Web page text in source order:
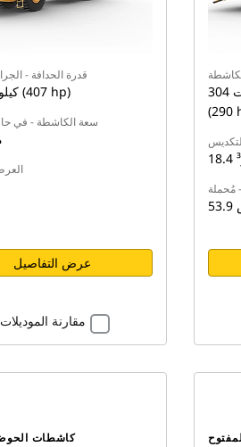
قدرة الحدافة -
304 كيلووات (407 hp)
سعة الكاشطة - في
عرض التفاصيل
مقارنة الموديلات
304 كيلووات (407 hp)/216 كيلووات
مُحملة
كاشطات